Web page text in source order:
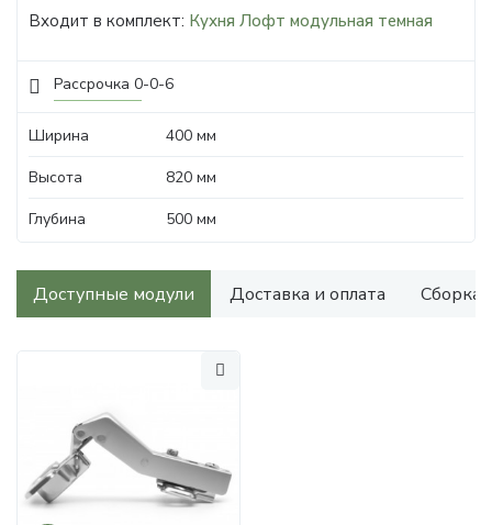
Рассрочка 0-0-6
Входит в комплект: Кухня Лофт модульная темная
Ширина
400 мм
Высота
820 мм
Глубина
500 мм
Доступные модули Доставка и оплата Сборка